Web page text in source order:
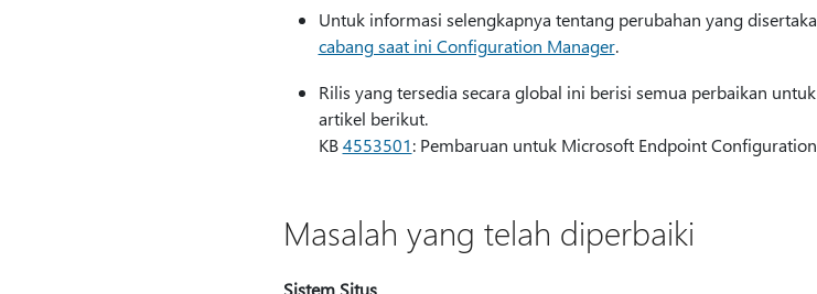
Untuk informasi selengkapnya tentang perubahan yang
cabang saat ini Configuration Manager.
Rilis yang tersedia secara global ini berisi semua perbaikan
artikel berikut.
KB4553501: Pembaruan untuk Microsoft Endpoint
Masalah yang telah diperbaiki
Sistem Situs